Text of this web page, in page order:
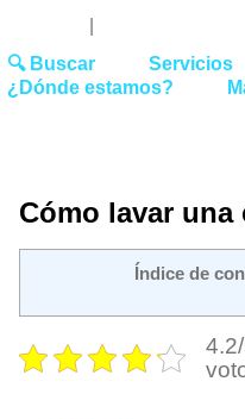
🔍 Buscar Servicios
¿Dónde estamos?
Cómo lavar una
Índice de